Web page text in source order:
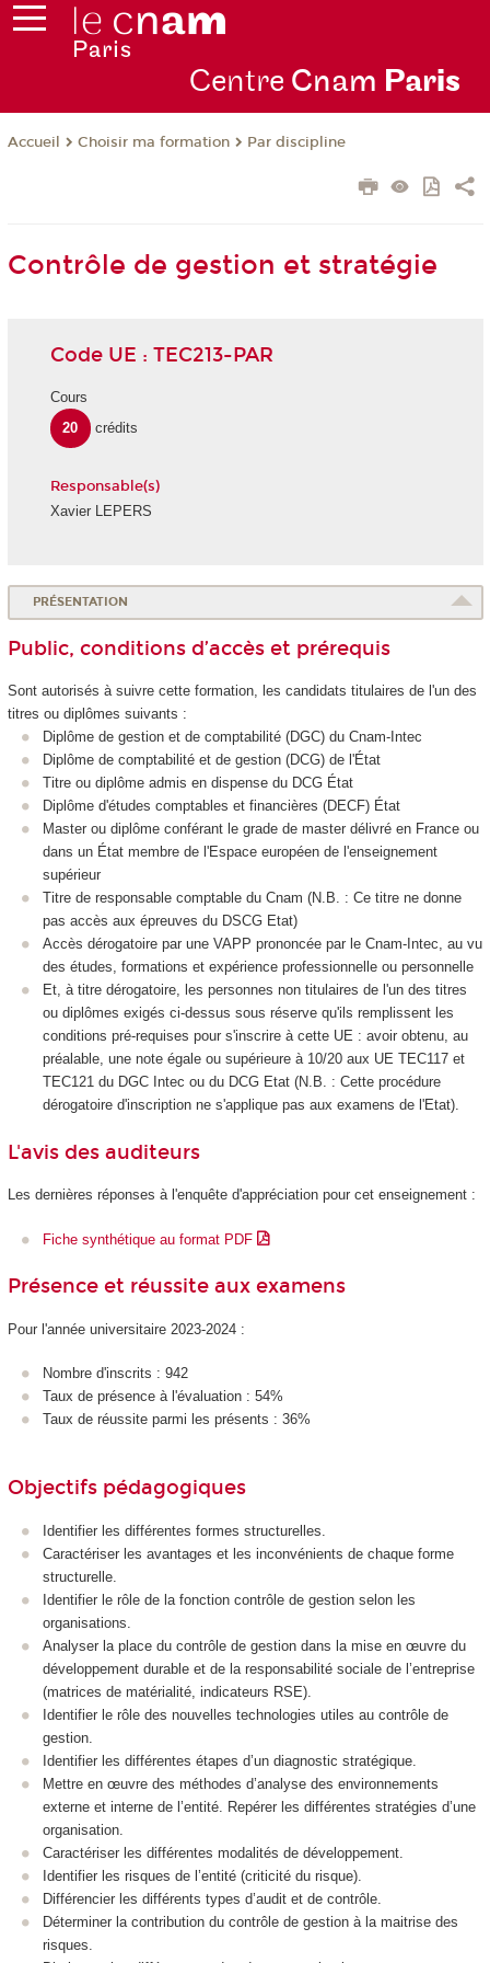
Centre Cnam Paris
Accueil Choisir ma formation Par discipline
Contrôle de gestion et stratégie
Code UE : TEC213-PAR
Cours
20
crédits
Responsable(s)
Xavier LEPERS
PRÉSENTATION
Public, conditions d’accès et prérequis
Sont autorisés à suivre cette formation, les candidats titulaires de l'un des
titres ou diplômes suivants :
Diplôme de gestion et de comptabilité (DGC) du Cnam-Intec
Diplôme de comptabilité et de gestion (DCG) de l'État
Titre ou diplôme admis en dispense du DCG État
Diplôme d'études comptables et financières (DECF) État
Master ou diplôme conférant le grade de master délivré en France ou
dans un État membre de l'Espace européen de l'enseignement
supérieur
Titre de responsable comptable du Cnam (N.B. : Ce titre ne donne
pas accès aux épreuves du DSCG Etat)
Accès dérogatoire par une VAPP prononcée par le Cnam-Intec, au vu
des études, formations et expérience professionnelle ou personnelle
Et, à titre dérogatoire, les personnes non titulaires de l'un des titres
ou diplômes exigés ci-dessus sous réserve qu'ils remplissent les
conditions pré-requises pour s'inscrire à cette UE : avoir obtenu, au
préalable, une note égale ou supérieure à 10/20 aux UE TEC117 et
TEC121 du DGC Intec ou du DCG Etat (N.B. : Cette procédure
dérogatoire d'inscription ne s'applique pas aux examens de l'Etat).
L'avis des auditeurs
Les dernières réponses à l'enquête d'appréciation pour cet enseignement :
Fiche synthétique au format PDF
Présence et réussite aux examens
Pour l'année universitaire 2023-2024 :
Nombre d'inscrits : 942
Taux de présence à l'évaluation : 54%
Taux de réussite parmi les présents : 36%
Objectifs pédagogiques
Identifier les différentes formes structurelles.
Caractériser les avantages et les inconvénients de chaque forme
structurelle.
Identifier le rôle de la fonction contrôle de gestion selon les
organisations.
Analyser la place du contrôle de gestion dans la mise en œuvre du
développement durable et de la responsabilité sociale de l’entreprise
(matrices de matérialité, indicateurs RSE).
Identifier le rôle des nouvelles technologies utiles au contrôle de
gestion.
Identifier les différentes étapes d’un diagnostic stratégique.
Mettre en œuvre des méthodes d’analyse des environnements
externe et interne de l’entité. Repérer les différentes stratégies d’une
organisation.
Caractériser les différentes modalités de développement.
Identifier les risques de l’entité (criticité du risque).
Différencier les différents types d’audit et de contrôle.
Déterminer la contribution du contrôle de gestion à la maitrise des
risques.